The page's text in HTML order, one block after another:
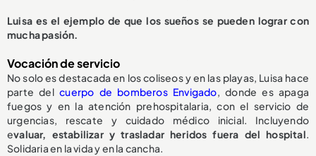
Luisa es el ejemplo de que los sueños se pueden lograr con
mucha pasión.
Vocación de servicio
No solo es destacada en los coliseos y en las playas, Luisa hace
parte delcuerpo de bomberos Envigado, donde es apaga
fuegos y en la atención prehospitalaria, con el servicio de
urgencias, rescate y cuidado médico inicial. Incluyendo
evaluar, estabilizar y trasladar heridos fuera del hospital.
Solidaria en la vida y en la cancha.